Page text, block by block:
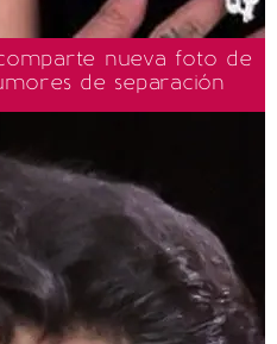
nueva foto de
de separación